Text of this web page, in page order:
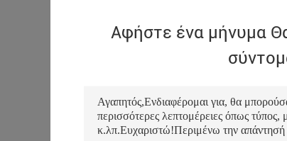
Αφήστε ένα μήνυμα